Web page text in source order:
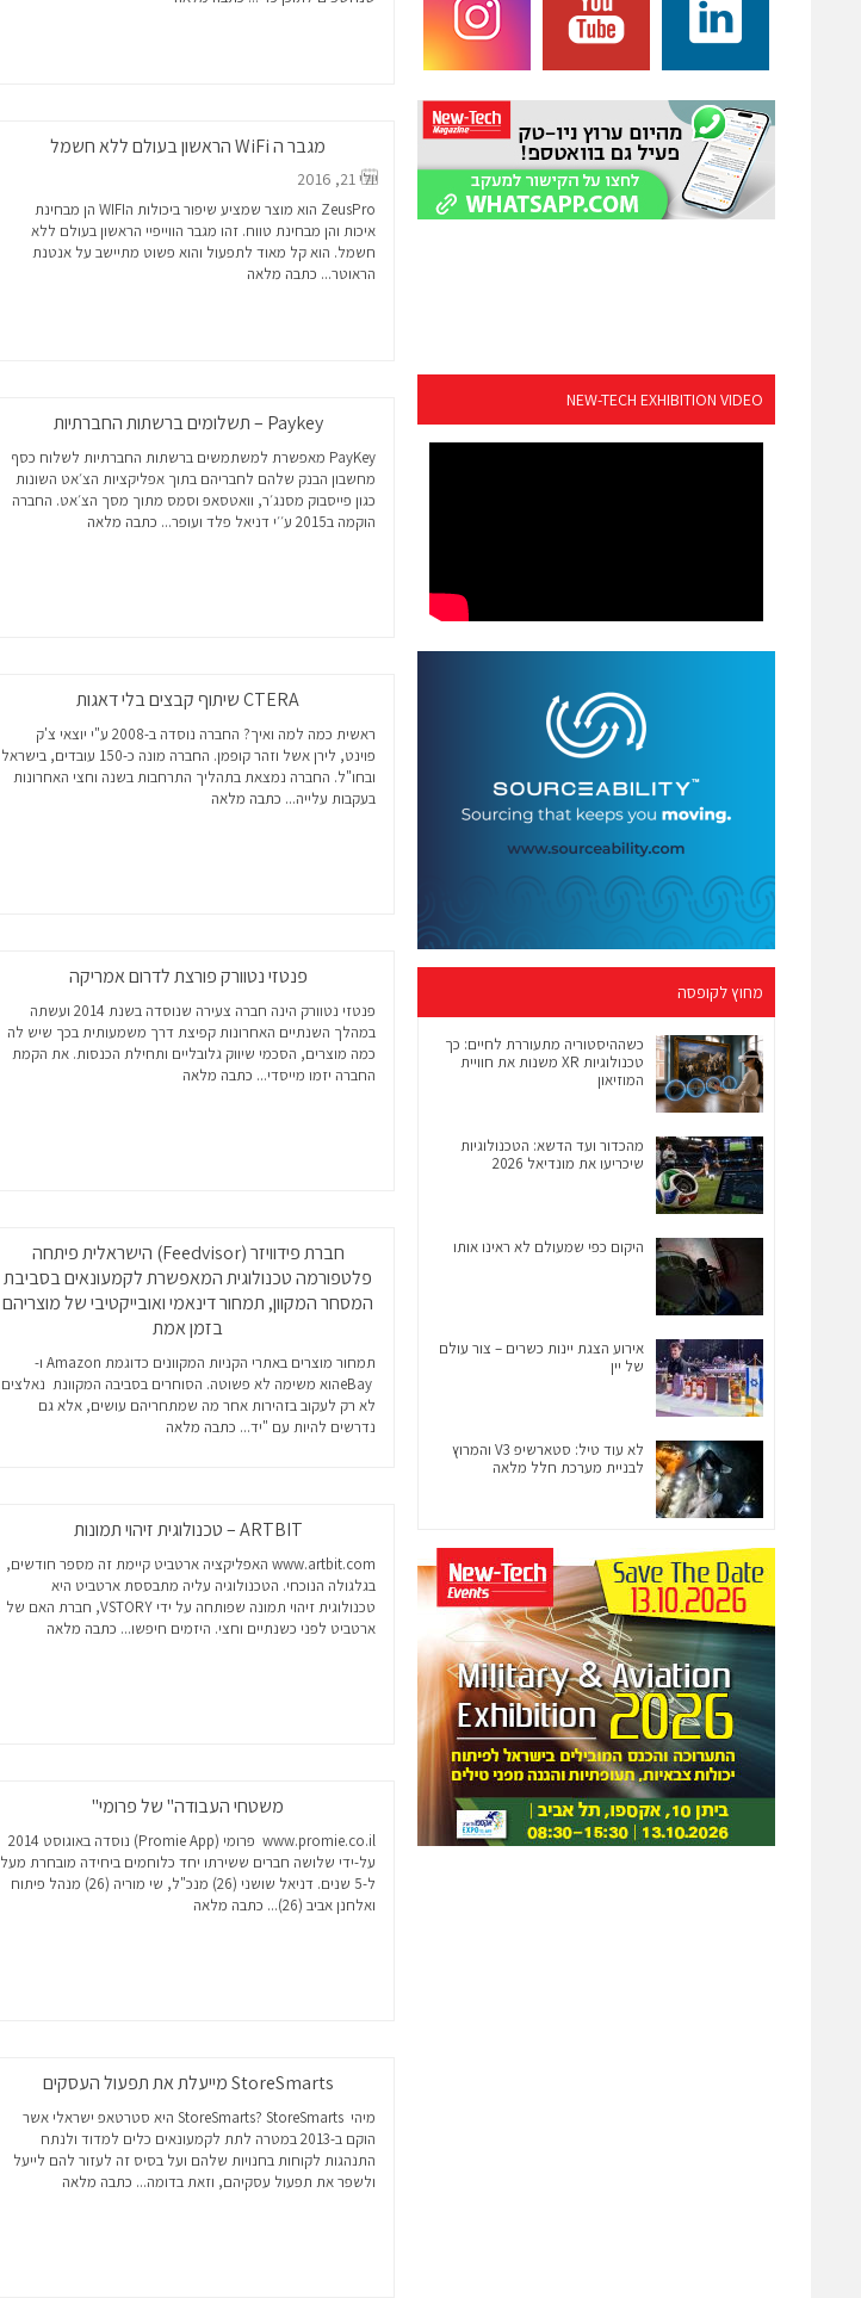
מגבר ה WiFi הראשון בעולם ללא חשמל
יולי 21, 2016
ZeusPro הוא מוצר שמציע שיפור ביכולות הWIFI הן מבחינת
איכות והן מבחינת טווח. זהו מגבר הווייפיי הראשון בעולם ללא
חשמל. הוא קל מאוד לתפעול והוא פשוט מתיישב על אנטנת
הראוטר... כתבה מלאה
Paykey – תשלומים ברשתות החברתיות
PayKey מאפשרת למשתמשים ברשתות החברתיות לשלוח כסף
מחשבון הבנק שלהם לחבריהם בתוך אפליקציות הצ׳אט השונות
כגון פייסבוק מסנג׳ר, וואטסאפ וסמס מתוך מסך הצ׳אט. החברה
הוקמה ב2015 ע׳׳י דניאל פלד ועופר...
כתבה מלאה
CTERA שיתוף קבצים בלי דאגות
ראשית כמה למה ואיך? החברה נוסדה ב-2008 ע"י יוצאי צ'ק
פוינט, לירן אשל וזהר קופמן. החברה מונה כ-150 עובדים, בישראל
ובחו"ל. החברה נמצאת בתהליך התרחבות בשנה וחצי האחרונות
בעקבות עלייה... כתבה מלאה
פנטזי נטוורק פורצת לדרום אמריקה
פנטזי נטוורק הינה חברה צעירה שנוסדה בשנת 2014 ועשתה
במהלך השנתיים האחרונות קפיצת דרך משמעותית בכך שיש לה
כמה מוצרים, הסכמי שיווק גלובליים ותחילת הכנסות. את הקמת
החברה יזמו מייסדי... כתבה מלאה
חברת פידוויזר (Feedvisor) הישראלית פיתחה
פלטפורמה טכנולוגית המאפשרת לקמעונאים בסביבת
המסחר המקוון, תמחור דינאמי ואובייקטיבי של מוצריהם
בזמן אמת
תמחור מוצרים באתרי הקניות המקוונים כדוגמת Amazon ו-
eBayהוא משימה לא פשוטה. הסוחרים בסביבה המקוונת נאלצים
לא רק לעקוב בזהירות אחר מה שמתחריהם עושים, אלא גם
נדרשים להיות עם "יד... כתבה מלאה
ARTBIT – טכנולוגית זיהוי תמונות
www.artbit.com האפליקציה ארטביט קיימת זה מספר חודשים,
בגלגולה הנוכחי. הטכנולוגיה עליה מתבססת ארטביט היא
טכנולוגית זיהוי תמונה שפותחה על ידי VSTORY, חברת האם של
ארטביט לפני כשנתיים וחצי. היזמים חיפשו... כתבה מלאה
משטחי העבודה" של פרומי"
www.promie.co.il פרומי (Promie App) נוסדה באוגוסט 2014
על-ידי שלושה חברים ששירתו יחד כלוחמים ביחידה מובחרת מעל
ל-5 שנים. דניאל שושני (26) מנכ"ל, שי מוריה (26) מנהל פיתוח
ואלחנן אביב (26)...
כתבה מלאה
StoreSmarts מייעלת את תפעול העסקים
מיהי StoreSmarts? StoreSmarts היא סטרטאפ ישראלי אשר
הוקם ב-2013 במטרה לתת לקמעונאים כלים למדוד ולנתח
התנהגות לקוחות בחנויות שלהם ועל בסיס זה לעזור להם לייעל
ולשפר את תפעול עסקיהם, וזאת בדומה... כתבה מלאה
NEW-TECH EXHIBITION VIDEO
מחוץ לקופסה
כשההיסטוריה מתעוררת לחיים: כך
טכנולוגיות XR משנות את חוויית
המוזיאון
מהכדור ועד הדשא: הטכנולוגיות
שיכריעו את מונדיאל 2026
היקום כפי שמעולם לא ראינו אותו
אירוע הצגת יינות כשרים – צור עולם
של יין
לא עוד טיל: סטארשיפ V3 והמרוץ
לבניית מערכת חלל מלאה